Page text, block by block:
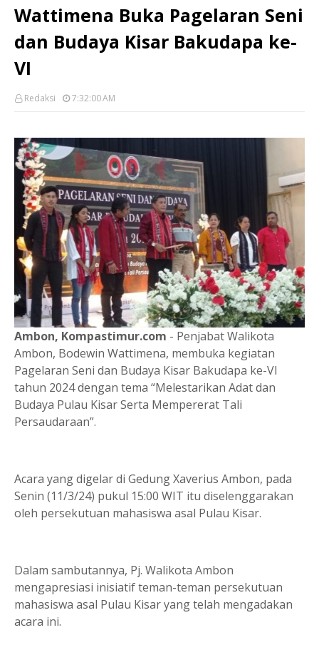
Wattimena Buka Pagelaran Seni
dan Budaya Kisar Bakudapa ke-
VI
Redaksi 7:32:00 AM
Ambon, Kompastimur.com - Penjabat Walikota
Ambon, Bodewin Wattimena, membuka kegiatan
Pagelaran Seni dan Budaya Kisar Bakudapa ke-VI
tahun 2024 dengan tema “Melestarikan Adat dan
Budaya Pulau Kisar Serta Mempererat Tali
Persaudaraan”.
Acara yang digelar di Gedung Xaverius Ambon, pada
Senin (11/3/24) pukul 15:00 WIT itu diselenggarakan
oleh persekutuan mahasiswa asal Pulau Kisar.
Dalam sambutannya, Pj. Walikota Ambon
mengapresiasi inisiatif teman-teman persekutuan
mahasiswa asal Pulau Kisar yang telah mengadakan
acara ini.